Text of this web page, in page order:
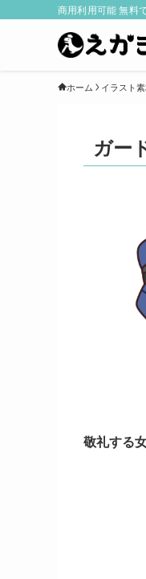
商用利用可能 無料
ホーム イラスト
ガー
敬礼する